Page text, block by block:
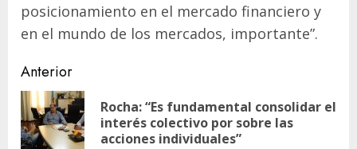
posicionamiento en el mercado financiero y
en el mundo de los mercados, importante”.
Navegación
de
entradas
Anterior
Rocha: “Es fundamental consolidar el
interés colectivo por sobre las
acciones individuales”